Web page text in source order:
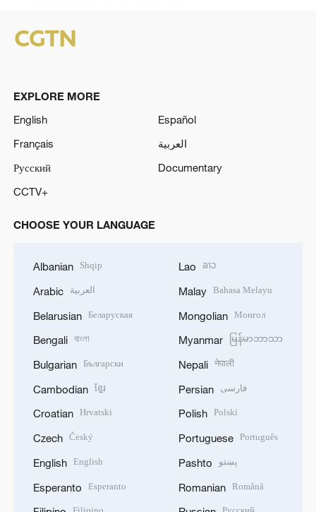
EXPLORE MORE
English
Español
Français
العربية
Русский
Documentary
CCTV+
CHOOSE YOUR LANGUAGE
Albanian Shqip
Arabic العربية
Belarusian Беларуская
Bengali বাংলা
Bulgarian Български
Cambodian ខ្មែរ
Croatian Hrvatski
Czech Český
English English
Esperanto Esperanto
Lao ລາວ
Malay Bahasa Melayu
Mongolian Монгол
Myanmar မြန်မာဘာသာ
Nepali नेपाली
Persian فارسی
Polish Polski
Portuguese Português
Pashto پښتو
Romanian Română